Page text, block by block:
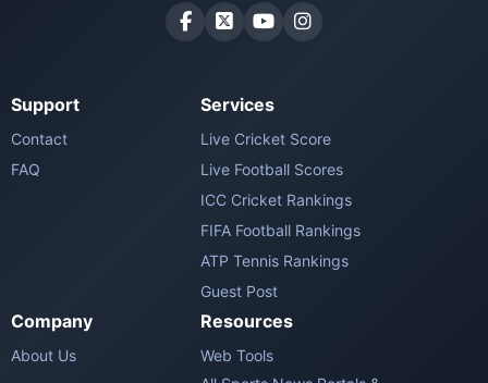
Support
Contact
FAQ
Services
Live Cricket Score
Live Football Scores
ICC Cricket Rankings
FIFA Football Rankings
ATP Tennis Rankings
Guest Post
Company
About Us
Resources
Web Tools